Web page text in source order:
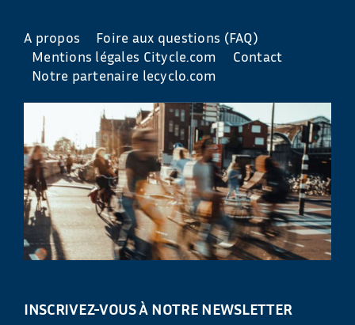
A propos
Foire aux questions (FAQ)
Mentions légales Citycle.com
Contact
Notre partenaire lecyclo.com
INSCRIVEZ-VOUS À NOTRE NEWSLETTER